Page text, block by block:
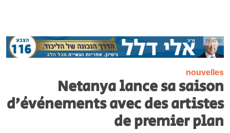
פרסומת
nouvelles
Netanya lance sa saison
d’événements avec des artistes
de premier plan